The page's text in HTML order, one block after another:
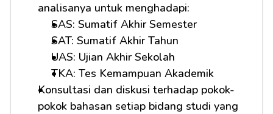
analisanya untuk menghadapi:
SAS: Sumatif Akhir Semester
SAT: Sumatif Akhir Tahun
UAS: Ujian Akhir Sekolah
TKA: Tes Kemampuan Akademik
Konsultasi dan diskusi terhadap pokok-
pokok bahasan setiap bidang studi yang